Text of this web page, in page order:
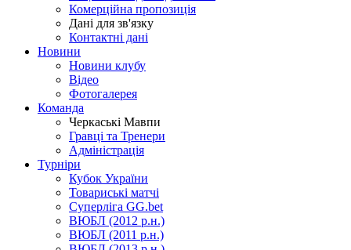
Комерційна пропозиція
Дані для зв'язку
Контактні дані
Новини
Новини клубу
Відео
Фотогалерея
Команда
Черкаські Мавпи
Гравці та Тренери
Адміністрація
Турніри
Кубок України
Товариські матчі
Суперліга GG.bet
ВЮБЛ (2012 р.н.)
ВЮБЛ (2011 р.н.)